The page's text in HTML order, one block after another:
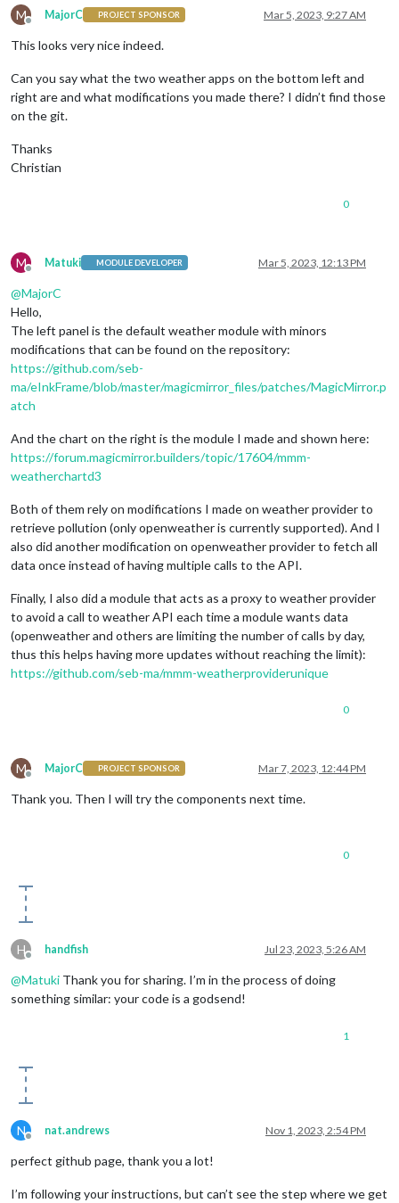
M
Offline
MajorC PROJECT SPONSOR Mar 5, 2023, 9:27 AM
This looks very nice indeed.
Can you say what the two weather apps on the bottom left and
right are and what modifications you made there? I didn’t find those
on the git.
Thanks
Christian
0
M
Offline
Matuki MODULE DEVELOPER Mar 5, 2023, 12:13 PM
@MajorC
Hello,
The left panel is the default weather module with minors
modifications that can be found on the repository:
https://github.com/seb-
ma/eInkFrame/blob/master/magicmirror_files/patches/MagicMirror.p
atch
And the chart on the right is the module I made and shown here:
https://forum.magicmirror.builders/topic/17604/mmm-
weatherchartd3
Both of them rely on modifications I made on weather provider to
retrieve pollution (only openweather is currently supported). And I
also did another modification on openweather provider to fetch all
data once instead of having multiple calls to the API.
Finally, I also did a module that acts as a proxy to weather provider
to avoid a call to weather API each time a module wants data
(openweather and others are limiting the number of calls by day,
thus this helps having more updates without reaching the limit):
https://github.com/seb-ma/mmm-weatherproviderunique
0
M
Offline
MajorC PROJECT SPONSOR Mar 7, 2023, 12:44 PM
Thank you. Then I will try the components next time.
0
H
Offline
handfish Jul 23, 2023, 5:26 AM
@Matuki Thank you for sharing. I’m in the process of doing
something similar: your code is a godsend!
1
N
Offline
nat.andrews Nov 1, 2023, 2:54 PM
perfect github page, thank you a lot!
I’m following your instructions, but can’t see the step where we get